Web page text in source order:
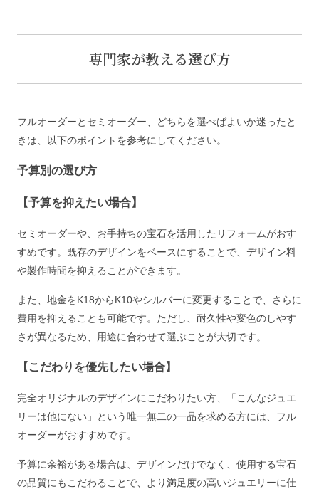
専門家が教える選び方
フルオーダーとセミオーダー、どちらを選べばよいか迷ったと
きは、以下のポイントを参考にしてください。
予算別の選び方
【予算を抑えたい場合】
セミオーダーや、お手持ちの宝石を活用したリフォームがおす
すめです。既存のデザインをベースにすることで、デザイン料
や製作時間を抑えることができます。
また、地金をK18からK10やシルバーに変更することで、さらに
費用を抑えることも可能です。ただし、耐久性や変色のしやす
さが異なるため、用途に合わせて選ぶことが大切です。
【こだわりを優先したい場合】
完全オリジナルのデザインにこだわりたい方、「こんなジュエ
リーは他にない」という唯一無二の一品を求める方には、フル
オーダーがおすすめです。
予算に余裕がある場合は、デザインだけでなく、使用する宝石
の品質にもこだわることで、より満足度の高いジュエリーに仕